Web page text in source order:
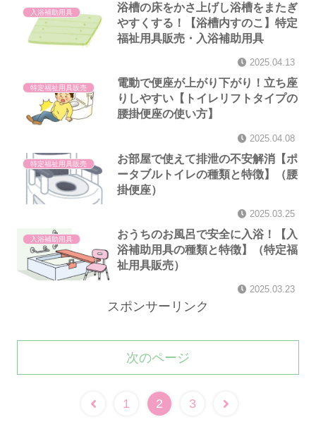
入浴補助用具
浴槽の床をかさ上げし浴槽をまたぎ
やすくする！【浴槽内すのこ】特定
福祉用具販売・入浴補助用具
2025.04.13
特定福祉用具販売
電動で便座が上がり下がり！立ち座
りしやすい【トイレリフトタイプの
腰掛便座の使い方】
2025.04.08
特定福祉用具販売
お部屋で使えて排泄の不安解消【ポ
ータブルトイレの種類と特徴】（腰
掛便座）
2025.03.25
入浴補助用具
おうちのお風呂で安全に入浴！【入
浴補助用具の種類と特徴】（特定福
祉用具販売）
2025.03.23
スポンサーリンク
次のページ
1 2 3